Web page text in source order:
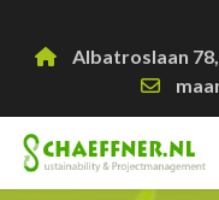
Albatroslaan